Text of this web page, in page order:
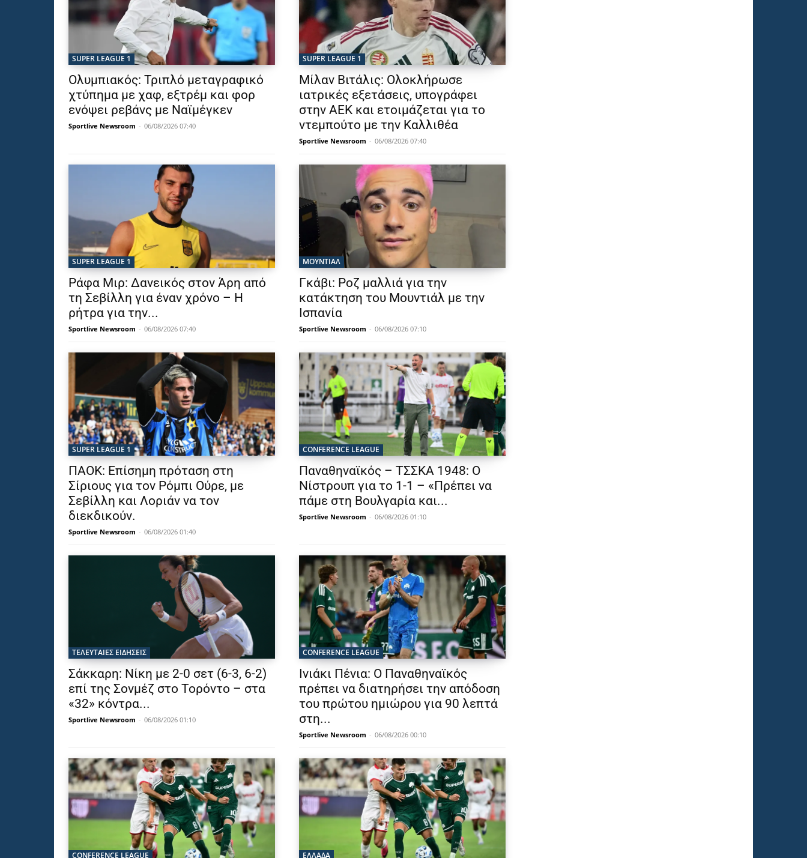
SUPER LEAGUE 1
Ολυμπιακός: Τριπλό μεταγραφικό
χτύπημα με χαφ, εξτρέμ και φορ
ενόψει ρεβάνς με Ναϊμέγκεν
Sportlive Newsroom - 06/08/2026 07:40
SUPER LEAGUE 1
Μίλαν Βιτάλις: Ολοκλήρωσε
ιατρικές εξετάσεις, υπογράφει
στην ΑΕΚ και ετοιμάζεται για το
ντεμπούτο με την Καλλιθέα
Sportlive Newsroom - 06/08/2026 07:40
SUPER LEAGUE 1
Ράφα Μιρ: Δανεικός στον Άρη από
τη Σεβίλλη για έναν χρόνο – Η
ρήτρα για την...
Sportlive Newsroom - 06/08/2026 07:40
ΜΟΥΝΤΙΆΛ
Γκάβι: Ροζ μαλλιά για την
κατάκτηση του Μουντιάλ με την
Ισπανία
Sportlive Newsroom - 06/08/2026 07:10
SUPER LEAGUE 1
ΠΑΟΚ: Επίσημη πρόταση στη
Σίριους για τον Ρόμπι Ούρε, με
Σεβίλλη και Λοριάν να τον
διεκδικούν.
Sportlive Newsroom - 06/08/2026 01:40
CONFERENCE LEAGUE
Παναθηναϊκός – ΤΣΣΚΑ 1948: Ο
Νίστρουπ για το 1-1 – «Πρέπει να
πάμε στη Βουλγαρία και...
Sportlive Newsroom - 06/08/2026 01:10
ΤΕΛΕΥΤΑΙΕΣ ΕΙΔΗΣΕΙΣ
Σάκκαρη: Νίκη με 2-0 σετ (6-3, 6-2)
επί της Σονμέζ στο Τορόντο – στα
«32» κόντρα...
Sportlive Newsroom - 06/08/2026 01:10
CONFERENCE LEAGUE
Ινιάκι Πένια: Ο Παναθηναϊκός
πρέπει να διατηρήσει την απόδοση
του πρώτου ημιώρου για 90 λεπτά
στη...
Sportlive Newsroom - 06/08/2026 00:10
CONFERENCE LEAGUE ΕΛΛΑΔΑ